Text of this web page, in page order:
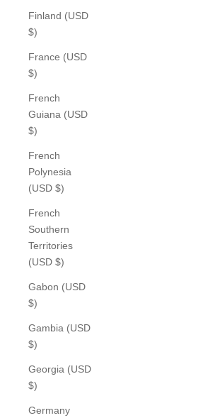
Finland (USD
$)
France (USD
$)
French
Guiana (USD
$)
French
Polynesia
(USD $)
French
Southern
Territories
(USD $)
Gabon (USD
$)
Gambia (USD
$)
Georgia (USD
$)
Germany